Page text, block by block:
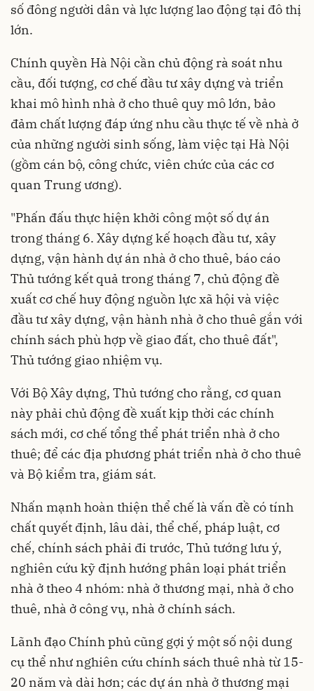
số đông người dân và lực lượng lao động tại đô thị
lớn.
Chính quyền Hà Nội cần chủ động rà soát nhu
cầu, đối tượng, cơ chế đầu tư xây dựng và triển
khai mô hình nhà ở cho thuê quy mô lớn, bảo
đảm chất lượng đáp ứng nhu cầu thực tế về nhà ở
của những người sinh sống, làm việc tại Hà Nội
(gồm cán bộ, công chức, viên chức của các cơ
quan Trung ương).
"Phấn đấu thực hiện khởi công một số dự án
trong tháng 6. Xây dựng kế hoạch đầu tư, xây
dựng, vận hành dự án nhà ở cho thuê, báo cáo
Thủ tướng kết quả trong tháng 7, chủ động đề
xuất cơ chế huy động nguồn lực xã hội và việc
đầu tư xây dựng, vận hành nhà ở cho thuê gắn với
chính sách phù hợp về giao đất, cho thuê đất",
Thủ tướng giao nhiệm vụ.
Với Bộ Xây dựng, Thủ tướng cho rằng, cơ quan
này phải chủ động đề xuất kịp thời các chính
sách mới, cơ chế tổng thể phát triển nhà ở cho
thuê; để các địa phương phát triển nhà ở cho thuê
và Bộ kiểm tra, giám sát.
Nhấn mạnh hoàn thiện thể chế là vấn đề có tính
chất quyết định, lâu dài, thể chế, pháp luật, cơ
chế, chính sách phải đi trước, Thủ tướng lưu ý,
nghiên cứu kỹ định hướng phân loại phát triển
nhà ở theo 4 nhóm: nhà ở thương mại, nhà ở cho
thuê, nhà ở công vụ, nhà ở chính sách.
Lãnh đạo Chính phủ cũng gợi ý một số nội dung
cụ thể như nghiên cứu chính sách thuê nhà từ 15-
20 năm và dài hơn; các dự án nhà ở thương mại